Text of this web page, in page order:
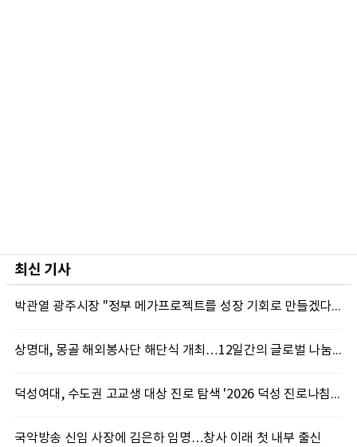
최신 기사
박관열 광주시장 "정부 메가프로젝트를 성장 기회로 만들겠다"…첫 시정토론회 개최
상명대, 몽골 해외봉사단 해단식 개최…12일간의 글로벌 나눔 성료
덕성여대, 수도권 고교생 대상 진로 탐색 '2026 덕성 진로나침판' 개최
국악방송 신임 사장에 김은하 임명…창사 이래 첫 내부 출신